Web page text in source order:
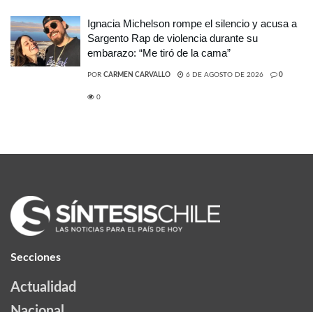
Ignacia Michelson rompe el silencio y acusa a
Sargento Rap de violencia durante su
embarazo: “Me tiró de la cama”
POR CARMEN CARVALLO 6 DE AGOSTO DE 2026 0
0
Secciones
Actualidad